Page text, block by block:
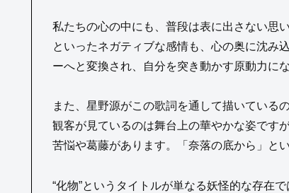
私たちの心の中にも、普段は表に出さない思
といったネガティブな感情も、心の奥に沈み
ーへと変換され、自分を突き動かす原動力にな
また、星野源がこの歌詞を通して描いている
観客が見ているのは舞台上の華やかな姿です
苦悩や葛藤があります。「奈落の底から」と
“化物”というタイトルが単なる妖怪的な存在